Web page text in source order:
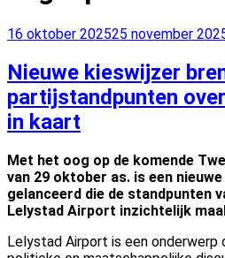
Geplaatst
16 oktober 202525 november
Nieuwe kieswijzer
partijstandpunten
in kaart
Met het oog op de komende
van 29 oktober as. is een
gelanceerd die de standpunten
Lelystad Airport inzichtelijk
Lelystad Airport is een